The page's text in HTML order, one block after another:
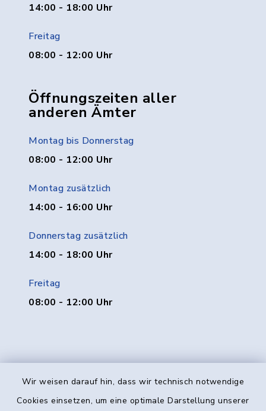
Wir weisen darauf hin, dass wir technisch notwendige
Cookies einsetzen, um eine optimale Darstellung unserer
14:00 - 18:00 Uhr
Freitag
08:00 - 12:00 Uhr
Öffnungszeiten aller
anderen Ämter
Montag bis Donnerstag
08:00 - 12:00 Uhr
Montag zusätzlich
14:00 - 16:00 Uhr
Donnerstag zusätzlich
14:00 - 18:00 Uhr
Freitag
08:00 - 12:00 Uhr
Kontakt